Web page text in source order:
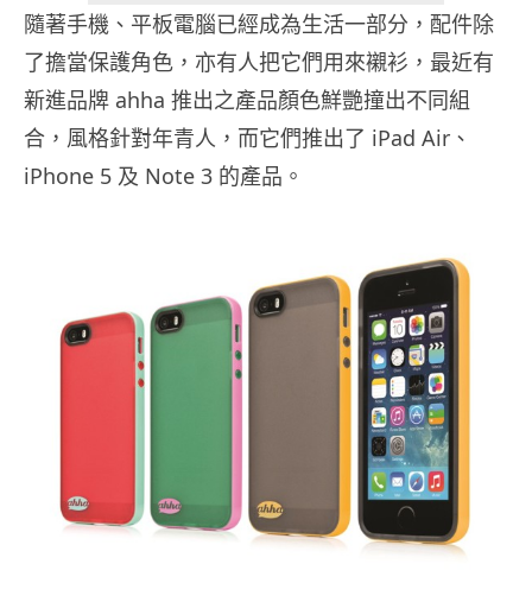
隨著手機、平板電腦已經成為生活一部分，配件除
了擔當保護角色，亦有人把它們用來襯衫，最近有
新進品牌 ahha 推出之產品顏色鮮艷撞出不同組
合，風格針對年青人，而它們推出了 iPad Air、
iPhone 5 及 Note 3 的產品。